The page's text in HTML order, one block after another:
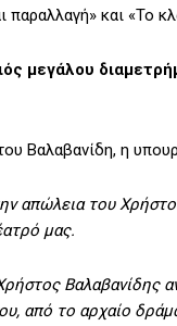
και «Το
μεγάλου
Βαλαβανίδη, η
απώλεια του
μας.
από το αρχαίο